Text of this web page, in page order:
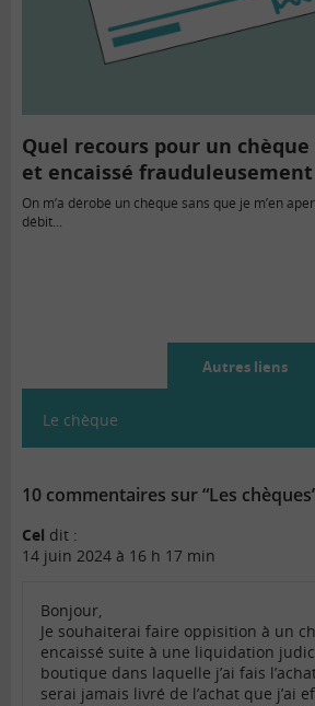
Quel recours pour un
et encaissé frauduleusement
On m’a dérobé un chèque sans que je m’en
débit...
Autres liens
Le chèque
10 commentaires sur “Les
Cel dit :
14 juin 2024 à 16 h 17 min
Bonjour,
Je souhaiterai faire oppisition à un
encaissé suite à une liquidation
boutique dans laquelle j’ai fais
serai jamais livré de l’achat que j’ai